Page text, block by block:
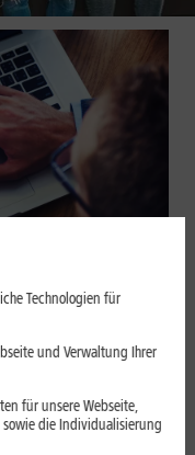
sicher
ons
sein, greifen aber je
Technologien für
und Verwaltung Ihrer
für unsere Webseite,
die Individualisierung